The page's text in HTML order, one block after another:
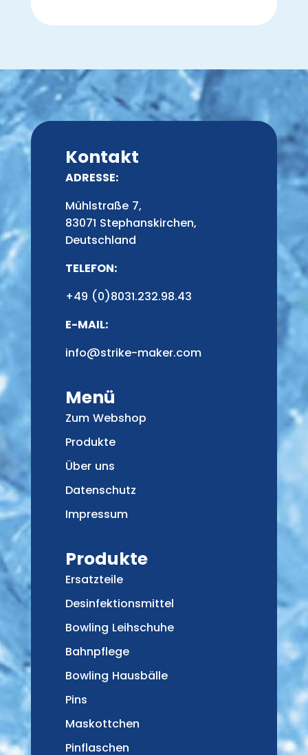
Kontakt
ADRESSE:
Mühlstraße 7,
83071 Stephanskirchen,
Deutschland
TELEFON:
+49 (0)8031.232.98.43
E-MAIL:
info@strike-maker.com
Menü
Zum Webshop
Produkte
Über uns
Datenschutz
Impressum
Produkte
Ersatzteile
Desinfektionsmittel
Bowling Leihschuhe
Bahnpflege
Bowling Hausbälle
Pins
Maskottchen
Pinflaschen